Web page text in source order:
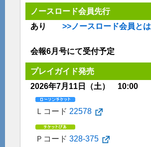
ノースロード会員先行
あり >>ノースロード会員とは
会報6月号にて受付予定
プレイガイド発売
2026年7月11日（土） 10:00
Ｌコード 22578
Ｐコード 328-375